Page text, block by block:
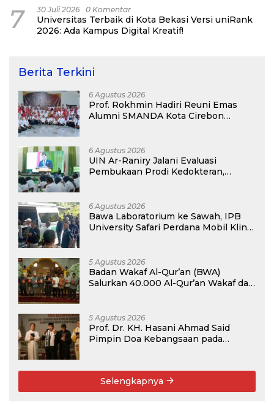
7 30 Juli 2026 0 Komentar
Universitas Terbaik di Kota Bekasi Versi uniRank
2026: Ada Kampus Digital Kreatif!
Berita Terkini
6 Agustus 2026
Prof. Rokhmin Hadiri Reuni Emas
Alumni SMANDA Kota Cirebon
6 Agustus 2026
UIN Ar-Raniry Jalani Evaluasi
Pembukaan Prodi Kedokteran,
6 Agustus 2026
Bawa Laboratorium ke Sawah, IPB
University Safari Perdana Mobil Klinik
5 Agustus 2026
Badan Wakaf Al-Qur’an (BWA)
Salurkan 40.000 Al-Qur’an Wakaf dan
5 Agustus 2026
Prof. Dr. KH. Hasani Ahmad Said
Pimpin Doa Kebangsaan pada
Pemasyarakatan RI
Selengkapnya